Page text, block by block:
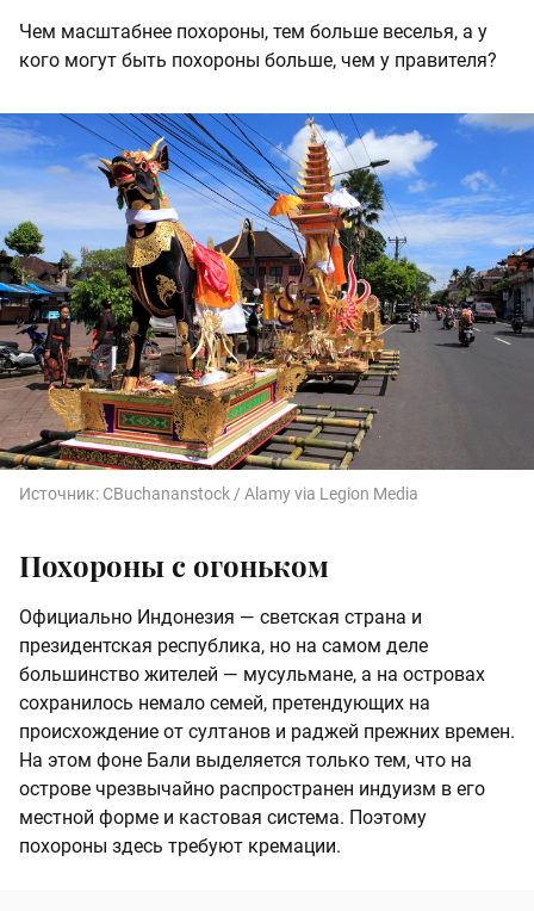
Чем масштабнее похороны, тем больше веселья, а у
кого могут быть похороны больше, чем у правителя?
Источник: CBuchananstock / Alamy via Legion Media
Похороны с огоньком
Официально Индонезия — светская страна и
президентская республика, но на самом деле
большинство жителей — мусульмане, а на островах
сохранилось немало семей, претендующих на
происхождение от султанов и раджей прежних времен.
На этом фоне Бали выделяется только тем, что на
острове чрезвычайно распространен индуизм в его
местной форме и кастовая система. Поэтому
похороны здесь требуют кремации.